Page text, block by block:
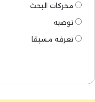
محركات البحث
توصيه
تعرفه مسبقا